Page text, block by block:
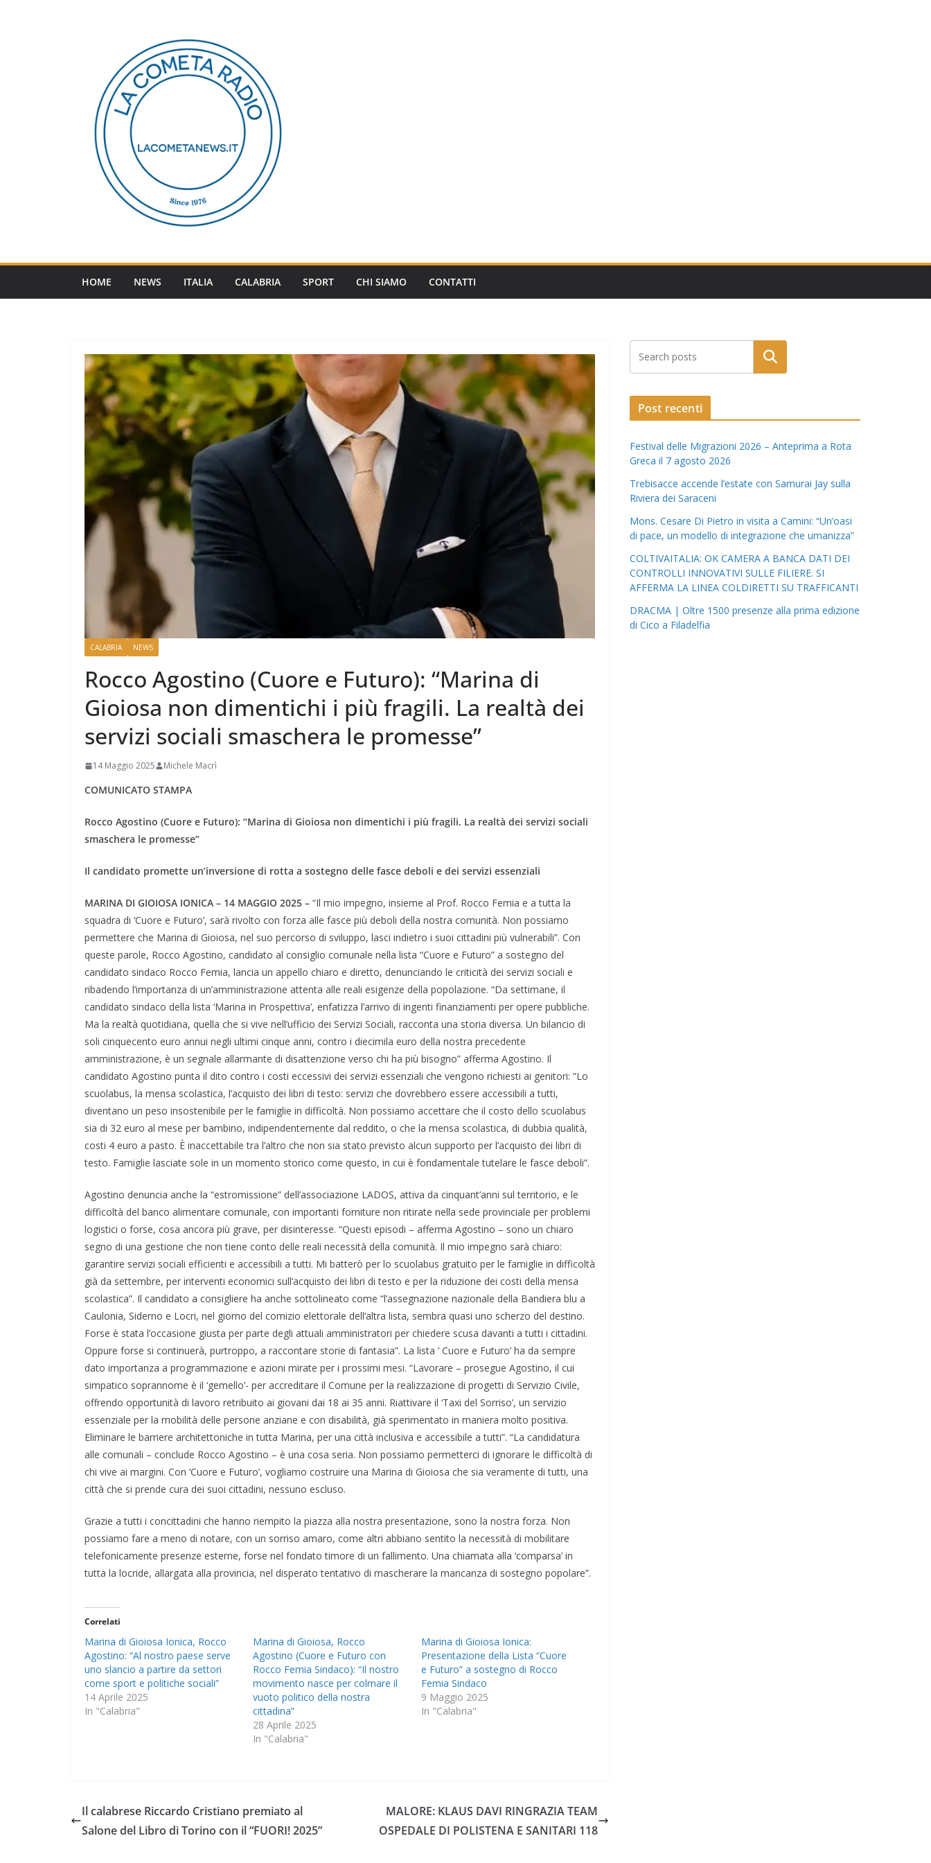
HOME NEWS ITALIA CALABRIA SPORT CHI SIAMO CONTATTI
CALABRIA NEWS
Rocco Agostino (Cuore e Futuro): “Marina di
Gioiosa non dimentichi i più fragili. La realtà dei
servizi sociali smaschera le promesse”
14 Maggio 2025 Michele Macrì
COMUNICATO STAMPA
Rocco Agostino (Cuore e Futuro): “Marina di Gioiosa non dimentichi i più fragili. La realtà dei servizi sociali
smaschera le promesse”
Il candidato promette un’inversione di rotta a sostegno delle fasce deboli e dei servizi essenziali
MARINA DI GIOIOSA IONICA – 14 MAGGIO 2025 – “Il mio impegno, insieme al Prof. Rocco Femia e a tutta la
squadra di ‘Cuore e Futuro’, sarà rivolto con forza alle fasce più deboli della nostra comunità. Non possiamo
permettere che Marina di Gioiosa, nel suo percorso di sviluppo, lasci indietro i suoi cittadini più vulnerabili”. Con
queste parole, Rocco Agostino, candidato al consiglio comunale nella lista “Cuore e Futuro” a sostegno del
candidato sindaco Rocco Femia, lancia un appello chiaro e diretto, denunciando le criticità dei servizi sociali e
ribadendo l’importanza di un’amministrazione attenta alle reali esigenze della popolazione. “Da settimane, il
candidato sindaco della lista ‘Marina in Prospettiva’, enfatizza l’arrivo di ingenti finanziamenti per opere pubbliche.
Ma la realtà quotidiana, quella che si vive nell’ufficio dei Servizi Sociali, racconta una storia diversa. Un bilancio di
soli cinquecento euro annui negli ultimi cinque anni, contro i diecimila euro della nostra precedente
amministrazione, è un segnale allarmante di disattenzione verso chi ha più bisogno” afferma Agostino. Il
candidato Agostino punta il dito contro i costi eccessivi dei servizi essenziali che vengono richiesti ai genitori: “Lo
scuolabus, la mensa scolastica, l’acquisto dei libri di testo: servizi che dovrebbero essere accessibili a tutti,
diventano un peso insostenibile per le famiglie in difficoltà. Non possiamo accettare che il costo dello scuolabus
sia di 32 euro al mese per bambino, indipendentemente dal reddito, o che la mensa scolastica, di dubbia qualità,
costi 4 euro a pasto. È inaccettabile tra l’altro che non sia stato previsto alcun supporto per l’acquisto dei libri di
testo. Famiglie lasciate sole in un momento storico come questo, in cui è fondamentale tutelare le fasce deboli”.
Agostino denuncia anche la “estromissione” dell’associazione LADOS, attiva da cinquant’anni sul territorio, e le
difficoltà del banco alimentare comunale, con importanti forniture non ritirate nella sede provinciale per problemi
logistici o forse, cosa ancora più grave, per disinteresse. “Questi episodi – afferma Agostino – sono un chiaro
segno di una gestione che non tiene conto delle reali​ necessità della comunità. Il mio impegno sarà chiaro:
garantire servizi sociali efficienti e accessibili a tutti. Mi batterò per lo scuolabus gratuito per le famiglie in difficoltà
già da settembre, per interventi economici sull’acquisto dei libri di testo e per la riduzione dei costi della mensa
scolastica”. Il candidato a consigliere ha anche sottolineato come “l’assegnazione nazionale della Bandiera blu a
Caulonia, Siderno e Locri, nel giorno del comizio elettorale dell’altra lista, sembra quasi uno scherzo del destino.
Forse è stata l’occasione giusta per parte degli attuali amministratori per chiedere scusa davanti a tutti i cittadini.
Oppure forse si continuerà, purtroppo, a raccontare storie di fantasia”. La lista ‘ Cuore e Futuro’ ha da sempre
dato importanza a programmazione e azioni mirate per i prossimi mesi. “Lavorare – prosegue Agostino, il cui
simpatico soprannome è il ‘gemello’- per accreditare il Comune per la realizzazione di progetti di Servizio Civile,
offrendo opportunità di lavoro retribuito ai giovani dai 18 ai 35 anni. Riattivare il ‘Taxi del Sorriso’, un servizio
essenziale per la mobilità delle persone anziane e con disabilità, già sperimentato in maniera molto positiva.
Eliminare le barriere architettoniche in tutta Marina, per una città inclusiva e accessibile a tutti”. “La candidatura
alle comunali – conclude Rocco Agostino – è una cosa seria. Non possiamo permetterci di ignorare le difficoltà di
chi vive ai margini. Con ‘Cuore e Futuro’, vogliamo costruire una Marina di Gioiosa che sia veramente di tutti, una
città che si prende cura dei suoi cittadini, nessuno escluso.
Grazie a tutti i concittadini che hanno riempito la piazza alla nostra presentazione, sono la nostra forza. Non
possiamo fare a meno di notare, con un sorriso amaro, come altri abbiano sentito la necessità di mobilitare
telefonicamente presenze esterne, forse nel fondato timore di un fallimento. Una chiamata alla ‘comparsa’ in
tutta la locride, allargata alla provincia, nel disperato tentativo di mascherare la mancanza di sostegno popolare”.​
Correlati
Marina di Gioiosa Ionica, Rocco
Agostino: “Al nostro paese serve
uno slancio a partire da settori
come sport e politiche sociali”
14 Aprile 2025
In "Calabria"
Marina di Gioiosa, Rocco
Agostino (Cuore e Futuro con
Rocco Femia Sindaco): “Il nostro
movimento nasce per colmare il
vuoto politico della nostra
cittadina”
28 Aprile 2025
In "Calabria"
Marina di Gioiosa Ionica:
Presentazione della Lista “Cuore
e Futuro” a sostegno di Rocco
Femia Sindaco
9 Maggio 2025
In "Calabria"
Il calabrese Riccardo Cristiano premiato al
Salone del Libro di Torino con il “FUORI! 2025”
MALORE: KLAUS DAVI RINGRAZIA TEAM
OSPEDALE DI POLISTENA E SANITARI 118
Post recenti
Festival delle Migrazioni 2026 – Anteprima a Rota
Greca il 7 agosto 2026
Trebisacce accende l’estate con Samurai Jay sulla
Riviera dei Saraceni
Mons. Cesare Di Pietro in visita a Camini: “Un’oasi
di pace, un modello di integrazione che umanizza”
COLTIVAITALIA: OK CAMERA A BANCA DATI DEI
CONTROLLI INNOVATIVI SULLE FILIERE. SI
AFFERMA LA LINEA COLDIRETTI SU TRAFFICANTI
DRACMA | Oltre 1500 presenze alla prima edizione
di Cico a Filadelfia